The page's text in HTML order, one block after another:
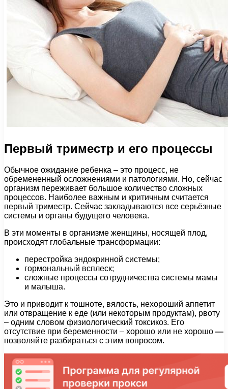
Первый триместр и его процессы
Обычное ожидание ребенка – это процесс, не
обремененный осложнениями и патологиями. Но, сейчас
организм переживает большое количество сложных
процессов. Наиболее важным и критичным считается
первый триместр. Сейчас закладываются все серьёзные
системы и органы будущего человека.
В эти моменты в организме женщины, носящей плод,
происходят глобальные трансформации:
перестройка эндокринной системы;
гормональный всплеск;
сложные процессы сотрудничества системы мамы
и малыша.
Это и приводит к тошноте, вялость, нехороший аппетит
или отвращение к еде (или некоторым продуктам), рвоту
– одним словом физиологический токсикоз. Его
отсутствие при беременности – хорошо или не хорошо —
позволяйте разбираться с этим вопросом.